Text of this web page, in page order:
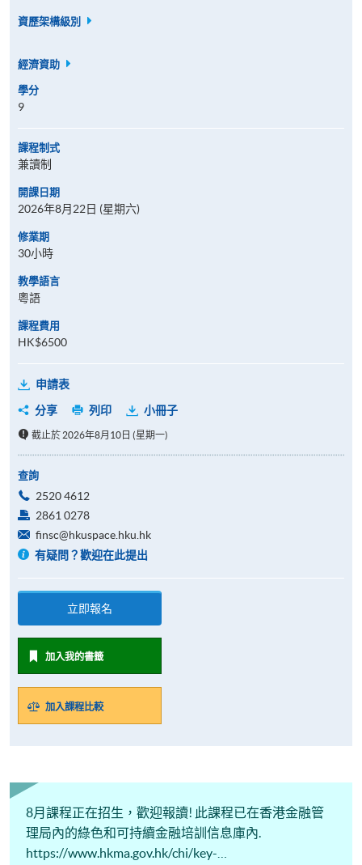
資歷架構級別
經濟資助
學分
9
課程制式
兼讀制
開課日期
2026年8月22日 (星期六)
修業期
30小時
教學語言
粵語
課程費用
HK$6500
申請表
分享
列印 小冊子
截止於 2026年8月10日 (星期一)
查詢
2520 4612
2861 0278
finsc@hkuspace.hku.hk
有疑問？歡迎在此提出
立即報名
加入我的書籤
加入課程比較
8月課程正在招生，歡迎報讀! 此課程已在香港金融管
理局內的綠色和可持續金融培訓信息庫內.
https://www.hkma.gov.hk/chi/key-